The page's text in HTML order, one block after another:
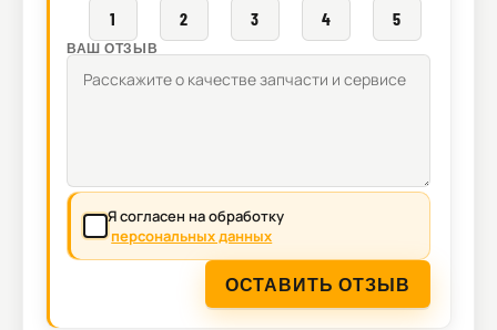
1 2 3 4 5
ВАШ ОТЗЫВ
Я согласен на обработку
персональных данных
ОСТАВИТЬ ОТЗЫВ